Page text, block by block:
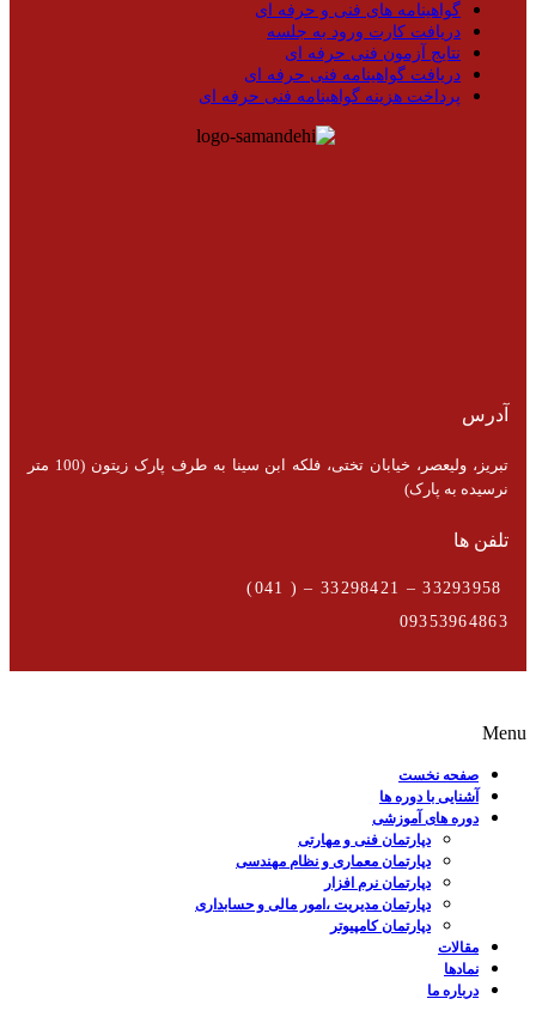
گواهینامه های فنی و حرفه ای
دریافت کارت ورود به جلسه
نتایج آزمون فنی حرفه ای
دریافت گواهینامه فنی حرفه ای
پرداخت هزینه گواهینامه فنی حرفه ای
آدرس
تبریز، ولیعصر، خیابان تختی، فلکه ابن سینا به طرف پارک زیتون (100 متر
نرسیده به پارک)
تلفن ها
09353964863
Menu
صفحه نخست
آشنایی با دوره ها
دوره های آموزشی
دپارتمان فنی و مهارتی
دپارتمان معماری و نظام مهندسی
دپارتمان نرم افزار
دپارتمان مدیریت ،امور مالی و حسابداری
دپارتمان کامپیوتر
مقالات
نمادها
درباره ما